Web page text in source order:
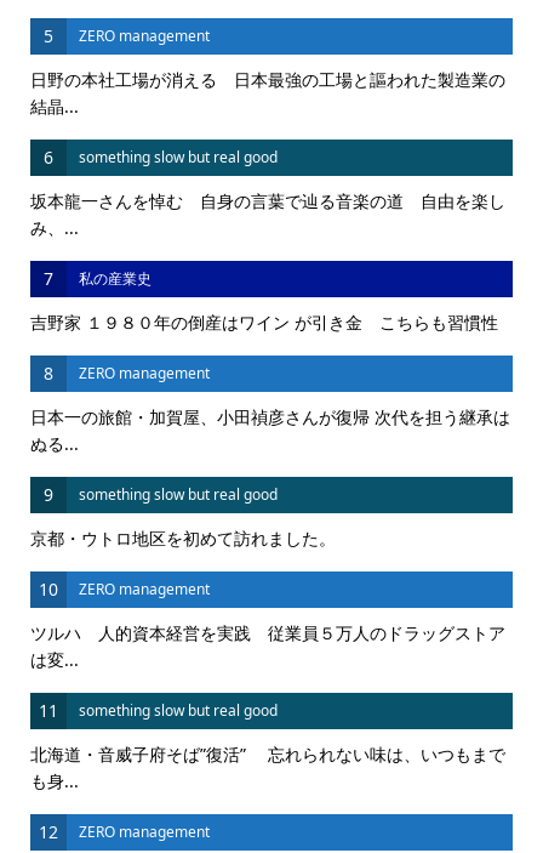
5 ZERO management
日野の本社工場が消える 日本最強の工場と謳われた製造業の
結晶...
6 something slow but real good
坂本龍一さんを悼む 自身の言葉で辿る音楽の道 自由を楽し
み、...
7 私の産業史
吉野家 １９８０年の倒産はワイン が引き金 こちらも習慣性
8 ZERO management
日本一の旅館・加賀屋、小田禎彦さんが復帰 次代を担う継承は
ぬる...
9 something slow but real good
京都・ウトロ地区を初めて訪れました。
10 ZERO management
ツルハ 人的資本経営を実践 従業員５万人のドラッグストア
は変...
11 something slow but real good
北海道・音威子府そば”復活” 忘れられない味は、いつもまで
も身...
12 ZERO management